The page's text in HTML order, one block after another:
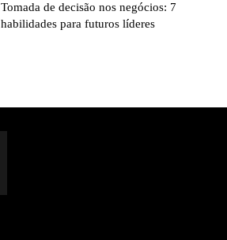
Tomada de decisão nos negócios: 7
habilidades para futuros líderes